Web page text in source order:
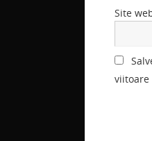
Site
viitoare